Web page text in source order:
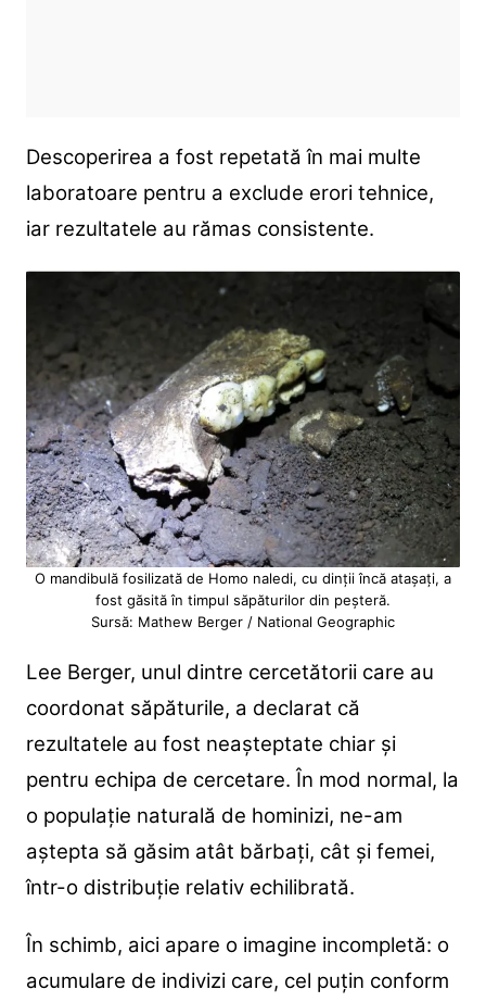
Descoperirea a fost repetată în mai multe
laboratoare pentru a exclude erori tehnice,
iar rezultatele au rămas consistente.
O mandibulă fosilizată de Homo naledi, cu dinții încă atașați, a
fost găsită în timpul săpăturilor din peșteră.
Sursă: Mathew Berger / National Geographic
Lee Berger, unul dintre cercetătorii care au
coordonat săpăturile, a declarat că
rezultatele au fost neașteptate chiar și
pentru echipa de cercetare. În mod normal, la
o populație naturală de hominizi, ne-am
aștepta să găsim atât bărbați, cât și femei,
într-o distribuție relativ echilibrată.
În schimb, aici apare o imagine incompletă: o
acumulare de indivizi care, cel puțin conform